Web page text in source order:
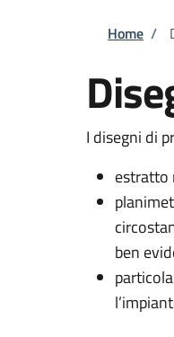
Home /
I disegni di
estratto
ben